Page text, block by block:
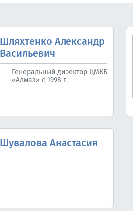
Шляхтенко Александр
Васильевич
Генеральный директор ЦМКБ
«Алмаз» с 1998 г.
Шувалова Анастасия